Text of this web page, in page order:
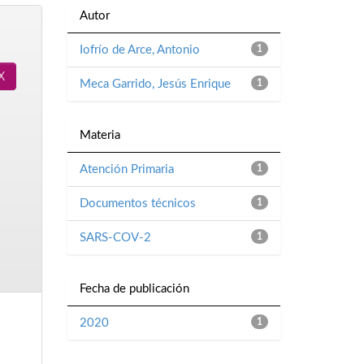
Autor
1
Iofrío de Arce, Antonio
1
Meca Garrido, Jesús Enrique
Materia
1
Atención Primaria
1
Documentos técnicos
1
SARS-COV-2
Fecha de publicación
1
2020